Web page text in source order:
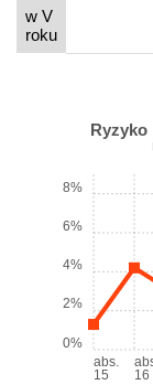
w V
roku
Ryzyko
abs.
15
16
0%
2%
4%
6%
8%